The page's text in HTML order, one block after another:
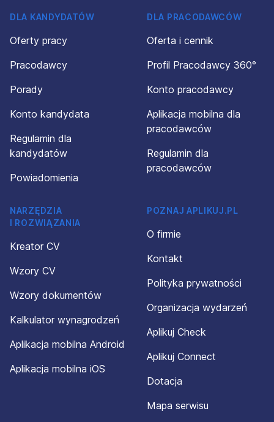
DLA KANDYDATÓW
Oferty pracy
Pracodawcy
Porady
Konto kandydata
Regulamin dla
kandydatów
Powiadomienia
DLA PRACODAWCÓW
Oferta i cennik
Profil Pracodawcy 360°
Konto pracodawcy
Aplikacja mobilna dla
pracodawców
Regulamin dla
pracodawców
NARZĘDZIA
I ROZWIĄZANIA
Kreator CV
Wzory CV
Wzory dokumentów
Kalkulator wynagrodzeń
Aplikacja mobilna Android
Aplikacja mobilna iOS
POZNAJ APLIKUJ.PL
O firmie
Kontakt
Polityka prywatności
Organizacja wydarzeń
Aplikuj Check
Aplikuj Connect
Dotacja
Mapa serwisu